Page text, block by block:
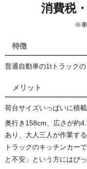
消費税
※車
特徴
普通自動車の1tトラック
メリット
荷台サイズいっぱいに積
奥行き158cm、広さが約
あり、大人三人が作業す
トラックのキッチンカー
と不安」という方にはぴ